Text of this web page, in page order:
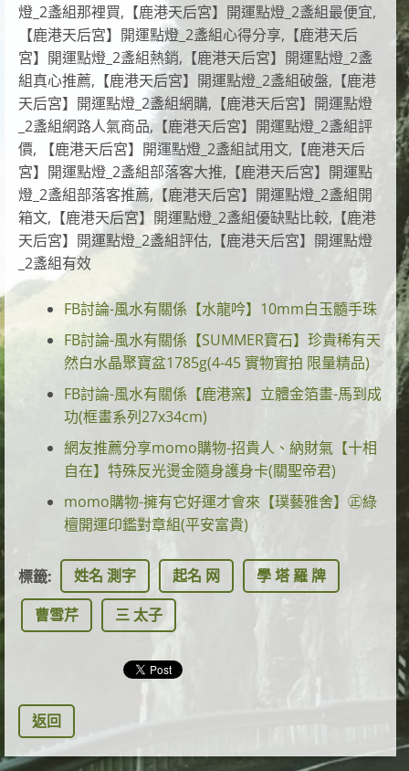
燈_2盞組那裡買,【鹿港天后宮】開運點燈_2盞組最便宜,
【鹿港天后宮】開運點燈_2盞組心得分享,【鹿港天后
宮】開運點燈_2盞組熱銷,【鹿港天后宮】開運點燈_2盞
組真心推薦,【鹿港天后宮】開運點燈_2盞組破盤,【鹿港
天后宮】開運點燈_2盞組網購,【鹿港天后宮】開運點燈
_2盞組網路人氣商品,【鹿港天后宮】開運點燈_2盞組評
價, 【鹿港天后宮】開運點燈_2盞組試用文,【鹿港天后
宮】開運點燈_2盞組部落客大推,【鹿港天后宮】開運點
燈_2盞組部落客推薦,【鹿港天后宮】開運點燈_2盞組開
箱文,【鹿港天后宮】開運點燈_2盞組優缺點比較,【鹿港
天后宮】開運點燈_2盞組評估,【鹿港天后宮】開運點燈
_2盞組有效
FB討論-風水有關係【水龍吟】10mm白玉髓手珠
FB討論-風水有關係【SUMMER寶石】珍貴稀有天
然白水晶聚寶盆1785g(4-45 實物實拍 限量精品)
FB討論-風水有關係【鹿港窯】立體金箔畫-馬到成
功(框畫系列27x34cm)
網友推薦分享momo購物-招貴人、納財氣【十相
自在】特殊反光燙金隨身護身卡(關聖帝君)
momo購物-擁有它好運才會來【璞藝雅舍】㊣綠
檀開運印鑑對章組(平安富貴)
標籤: 姓名 測字 起名 网
學 塔 羅 牌
曹雪芹
三 太子
返回